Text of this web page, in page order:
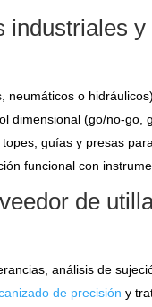
industriales
neumáticos o
dimensional (go/no-go,
guías y presas
funcional con
de
análisis de
de precisión y